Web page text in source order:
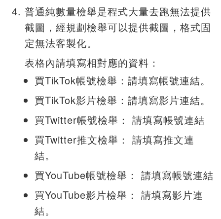
普通純數量檢舉是程式大量去跑無法提供
截圖，經規劃檢舉可以提供截圖，格式固
定無法客製化。
表格內請填寫相對應的資料：
買TikTok帳號檢舉：請填寫帳號連結。
買TikTok影片檢舉：請填寫影片連結。
買Twitter帳號檢舉： 請填寫帳號連結
買Twitter推文檢舉： 請填寫推文連
結。
買YouTube帳號檢舉： 請填寫帳號連結
買YouTube影片檢舉： 請填寫影片連
結。